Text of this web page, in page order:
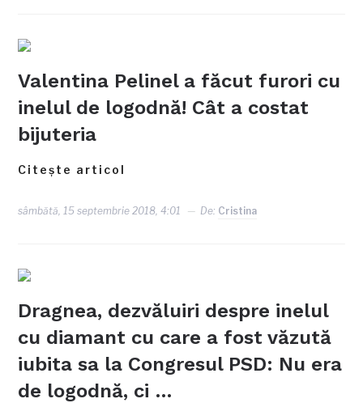
Valentina Pelinel a făcut furori cu
inelul de logodnă! Cât a costat
bijuteria
Citește articol
sâmbătă, 15 septembrie 2018, 4:01 De: Cristina
Dragnea, dezvăluiri despre inelul
cu diamant cu care a fost văzută
iubita sa la Congresul PSD: Nu era
de logodnă, ci …